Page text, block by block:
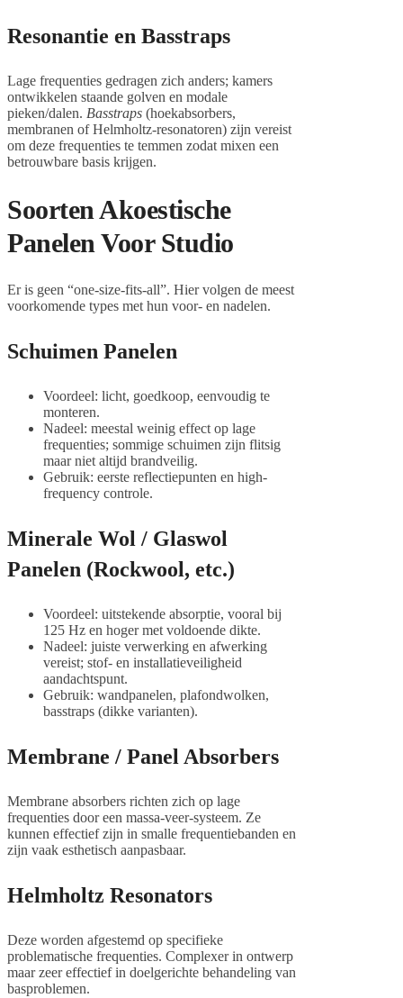
Resonantie en Basstraps
Lage frequenties gedragen zich anders; kamers
ontwikkelen staande golven en modale
pieken/dalen. Basstraps (hoekabsorbers,
membranen of Helmholtz-resonatoren) zijn vereist
om deze frequenties te temmen zodat mixen een
betrouwbare basis krijgen.
Soorten Akoestische
Panelen Voor Studio
Er is geen “one-size-fits-all”. Hier volgen de meest
voorkomende types met hun voor- en nadelen.
Schuimen Panelen
Voordeel: licht, goedkoop, eenvoudig te
monteren.
Nadeel: meestal weinig effect op lage
frequenties; sommige schuimen zijn flitsig
maar niet altijd brandveilig.
Gebruik: eerste reflectiepunten en high-
frequency controle.
Minerale Wol / Glaswol
Panelen (Rockwool, etc.)
Voordeel: uitstekende absorptie, vooral bij
125 Hz en hoger met voldoende dikte.
Nadeel: juiste verwerking en afwerking
vereist; stof- en installatieveiligheid
aandachtspunt.
Gebruik: wandpanelen, plafondwolken,
basstraps (dikke varianten).
Membrane / Panel Absorbers
Membrane absorbers richten zich op lage
frequenties door een massa-veer-systeem. Ze
kunnen effectief zijn in smalle frequentiebanden en
zijn vaak esthetisch aanpasbaar.
Helmholtz Resonators
Deze worden afgestemd op specifieke
problematische frequenties. Complexer in ontwerp
maar zeer effectief in doelgerichte behandeling van
basproblemen.